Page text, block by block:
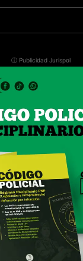
ⓘ Publicidad Jurispol